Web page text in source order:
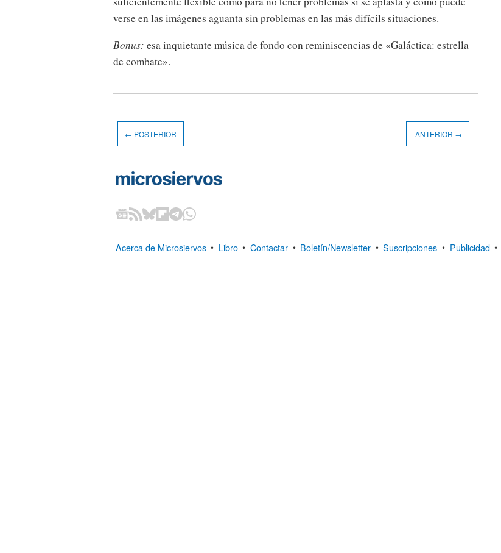
verse en las imágenes aguanta sin problemas en las más difícils situaciones.
Bonus: esa inquietante música de fondo con reminiscencias de «Galáctica: estrella
de combate».
← POSTERIOR ANTERIOR →
Acerca de Microsiervos • Libro • Contactar • Boletín/Newsletter • Suscripciones • Publicidad •